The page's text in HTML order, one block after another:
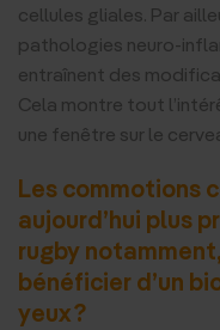
cellules gliales. Par
pathologies neuro-
entraînent des
Cela montre tout
une fenêtre sur le
Les commotions
aujourd’hui plus
rugby
bénéficier d’un
yeux ?